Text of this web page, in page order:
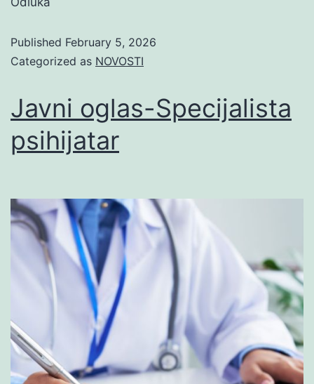
Published February 5, 2026
Categorized as NOVOSTI
Javni oglas-Specijalista
psihijatar